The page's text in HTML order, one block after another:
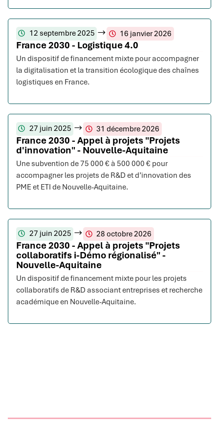
12 septembre 2025 16 janvier 2026
France 2030 - Logistique 4.0
Un dispositif de financement mixte pour accompagner
la digitalisation et la transition écologique des chaînes
logistiques en France.
27 juin 2025 31 décembre 2026
France 2030 - Appel à projets "Projets
d'innovation" - Nouvelle-Aquitaine
Une subvention de 75 000 € à 500 000 € pour
accompagner les projets de R&D et d’innovation des
PME et ETI de Nouvelle-Aquitaine.
27 juin 2025 28 octobre 2026
France 2030 - Appel à projets "Projets
collaboratifs i-Démo régionalisé" -
Nouvelle-Aquitaine
Un dispositif de financement mixte pour les projets
collaboratifs de R&D associant entreprises et recherche
académique en Nouvelle-Aquitaine.